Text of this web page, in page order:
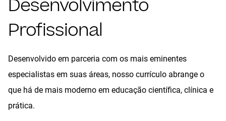
Desenvolvimento
Profissional
Desenvolvido em parceria com os mais eminentes
especialistas em suas áreas, nosso currículo abrange o
que há de mais moderno em educação científica, clínica e
prática.